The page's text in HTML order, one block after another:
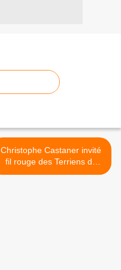
Christophe Castaner invité
fil rouge des Terriens du
dimanche, ce week-end. >